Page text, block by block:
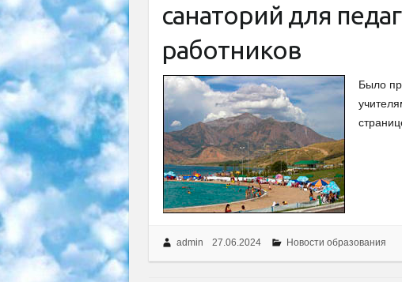
санаторий для
работников
Было
admin 27.06.2024 Новости образования